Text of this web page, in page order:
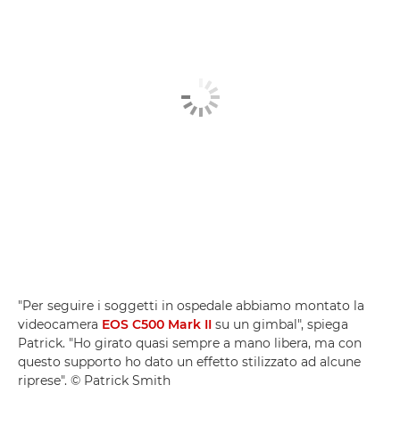
"Per seguire i soggetti in ospedale abbiamo montato la
videocamera EOS C500 Mark II su un gimbal", spiega
Patrick. "Ho girato quasi sempre a mano libera, ma con
questo supporto ho dato un effetto stilizzato ad alcune
riprese". © Patrick Smith